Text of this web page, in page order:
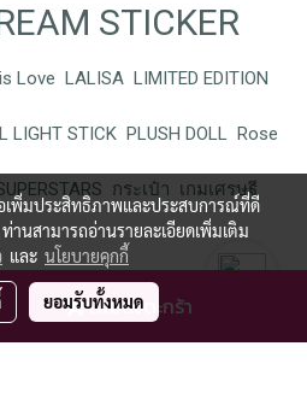
เพิ่มลงตะกร้า
STICKER
Love LALISA LIMITED EDITION
LIGHT STICK PLUSH DOLL Rose
กระเป๋า เกมเศรษฐี
is copyrighted
เพิ่มประสิทธิภาพและประสบการณ์ที่ดี
านสามารถอ่านรายละเอียดเพิ่มเติม
และ นโยบายคุกกี้
ยอมรับทั้งหมด